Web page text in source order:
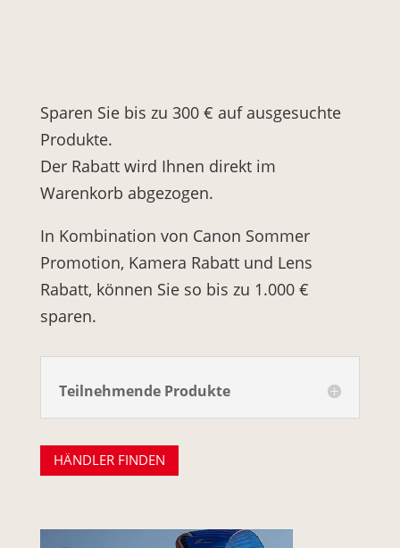
Sparen Sie bis zu 300 € auf ausgesuchte
Produkte.
Der Rabatt wird Ihnen direkt im
Warenkorb abgezogen.
In Kombination von Canon Sommer
Promotion, Kamera Rabatt und Lens
Rabatt, können Sie so bis zu 1.000 €
sparen.
Teilnehmende Produkte
HÄNDLER FINDEN